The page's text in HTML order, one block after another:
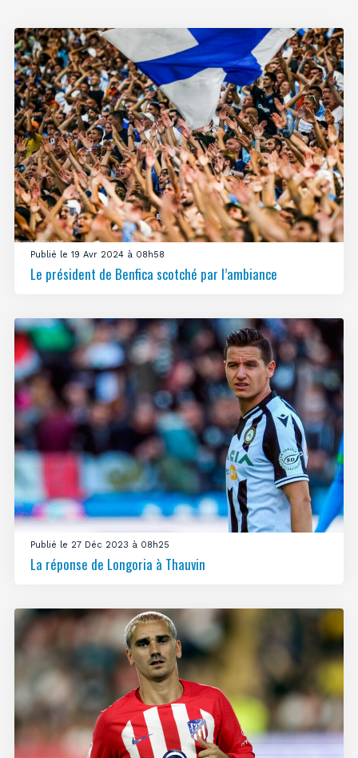
Publié le 19 Avr 2024 à 08h58
Le président de Benfica scotché par l’ambiance
Publié le 27 Déc 2023 à 08h25
La réponse de Longoria à Thauvin